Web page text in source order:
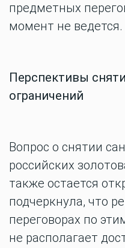
предметных
момент не ведется.
Перспективы
ограничений
Вопрос о снятии
российских
также остается
подчеркнула, что
переговорах по
не располагает